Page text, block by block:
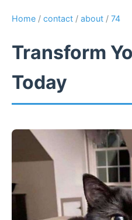
Home / contact / about / 74
Transform
Today